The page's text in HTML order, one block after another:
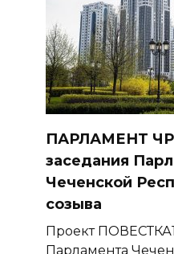
ПАРЛАМЕНТ ЧР
заседания
Чеченской
созыва
Проект
Парламента